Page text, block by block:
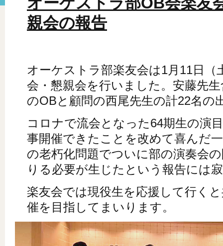
親会の報告
オーケストラ部楽友会は1月11日（
会・懇親会を行いました。安藤先
のOBと顧問の西尾先生の計22名の
コロナで流会となった64期生の演
事開催できたことを改めて喜んだ
の老朽化問題でついに部の演奏会
りる必要が生じたという報告には
楽友会では現役生を応援して行く
催を目指してまいります。